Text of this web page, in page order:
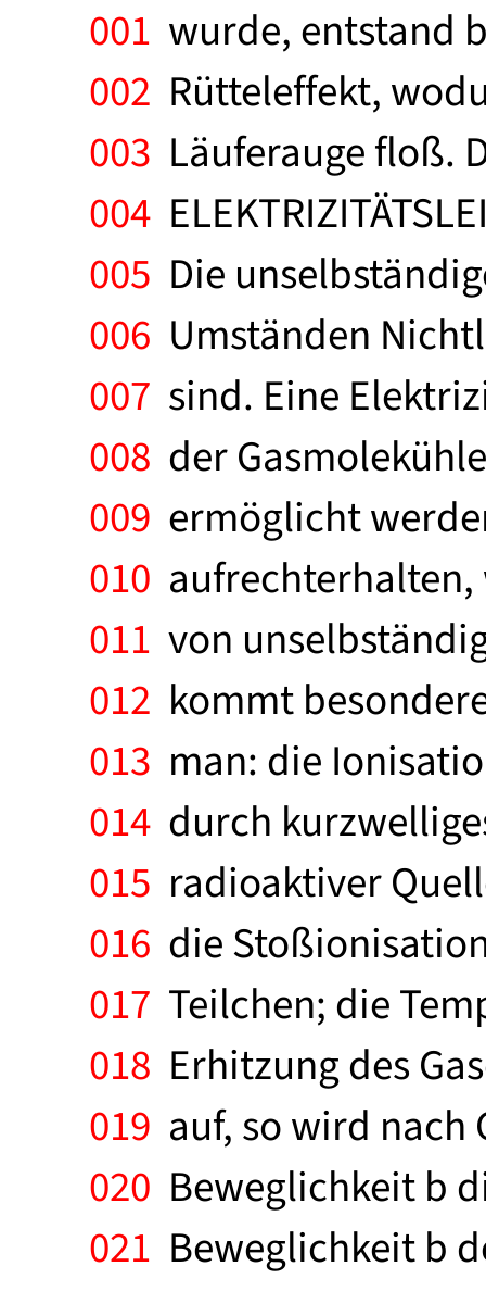
001 wurde, entstand
002 Rütteleffekt,
003 Läuferauge floß.
004
005 Die
006 Umständen
007 sind. Eine
008 der
009 ermöglicht
010
011 von
012 kommt
013 man: die
014 durch
015 radioaktiver
016 die
017 Teilchen; die
018 Erhitzung des
019 auf, so wird nach
020 Beweglichkeit b
021 Beweglichkeit b